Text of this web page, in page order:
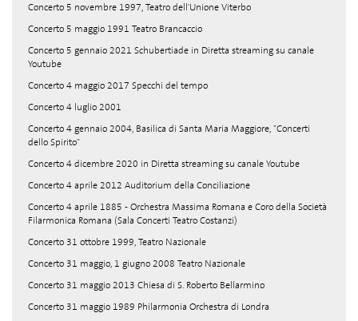
Concerto 5 novembre 1997, Teatro dell'Unione Viterbo
Concerto 5 maggio 1991 Teatro Brancaccio
Concerto 5 gennaio 2021 Schubertiade in Diretta streaming su canale
Youtube
Concerto 4 maggio 2017 Specchi del tempo
Concerto 4 luglio 2001
Concerto 4 gennaio 2004, Basilica di Santa Maria Maggiore, "Concerti
dello Spirito"
Concerto 4 dicembre 2020 in Diretta streaming su canale Youtube
Concerto 4 aprile 2012 Auditorium della Conciliazione
Concerto 4 aprile 1885 - Orchestra Massima Romana e Coro della Società
Filarmonica Romana (Sala Concerti Teatro Costanzi)
Concerto 31 ottobre 1999, Teatro Nazionale
Concerto 31 maggio, 1 giugno 2008 Teatro Nazionale
Concerto 31 maggio 2013 Chiesa di S. Roberto Bellarmino
Concerto 31 maggio 1989 Philarmonia Orchestra di Londra